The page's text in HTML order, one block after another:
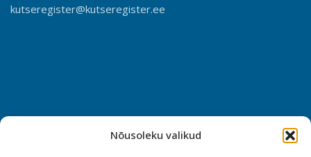
Nõusoleku valikud
kutseregister@kutseregister.ee